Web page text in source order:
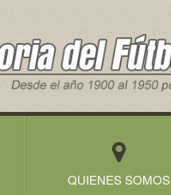
QUIENES SOMOS